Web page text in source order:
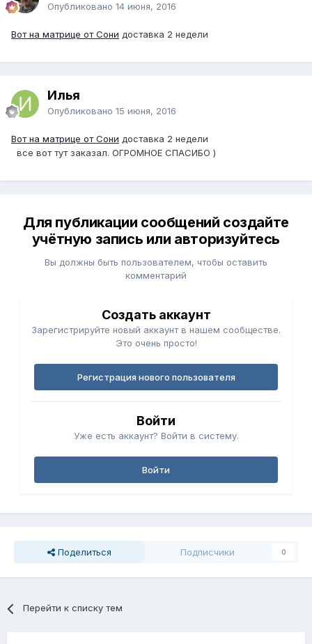
Опубликовано 14 июня, 2016
Вот на матрице от Сони доставка 2 недели
Илья
Опубликовано 15 июня, 2016
Вот на матрице от Сони доставка 2 недели
все вот тут заказал. ОГРОМНОЕ СПАСИБО )
Для публикации сообщений создайте
учётную запись или авторизуйтесь
Вы должны быть пользователем, чтобы оставить
комментарий
Создать аккаунт
Зарегистрируйте новый аккаунт в нашем сообществе.
Это очень просто!
Регистрация нового пользователя
Войти
Уже есть аккаунт? Войти в систему.
Войти
Поделиться Подписчики 0
Перейти к списку тем